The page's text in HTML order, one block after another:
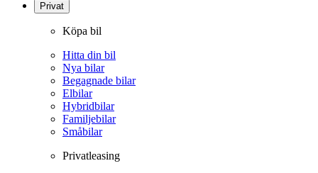
Privat
Köpa bil
Hitta din bil
Nya bilar
Begagnade bilar
Elbilar
Hybridbilar
Familjebilar
Småbilar
Privatleasing